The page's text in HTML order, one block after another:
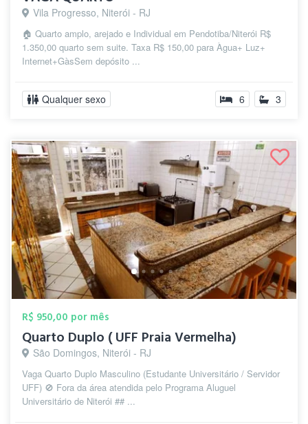
Vila Progresso, Niterói - RJ
🏠 Quarto amplo, arejado e Individual em Pendotiba/Niterói R$
1.350,00 quarto sem suite. Taxa R$ 150,00 para Àgua+ Luz+
Internet+Gàs ​Sem depósito ...
Qualquer sexo 6 3
R$ 950,00 por mês
Quarto Duplo ( UFF Praia Vermelha)
São Domingos, Niterói - RJ
Vaga Quarto Duplo Masculino (Estudante Universitário / Servidor
UFF) 🚫 Fora da área atendida pelo Programa Aluguel
Universitário de Niterói ## ...